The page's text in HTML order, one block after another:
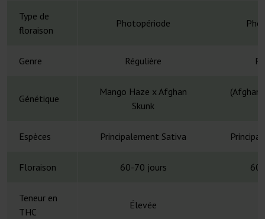
Type de
floraison
Photopériode
Genre Régulière
Génétique
Mango Haze x Afghan
Skunk
Espèces Principalement Sativa
Floraison 60-70 jours
Teneur en
THC
Élevée